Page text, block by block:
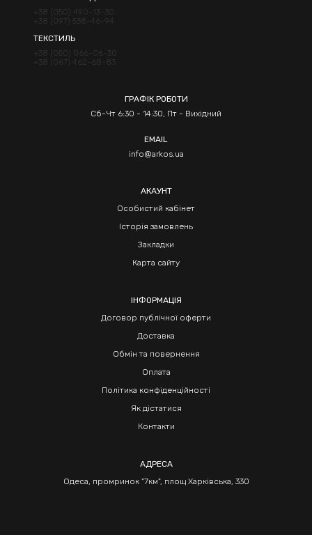
+38 (050) 490-13-30
+38 (097) 538-46-94
ТЕКСТИЛЬ
+38 (050) 066-06-30
+38 (067) 462-68-83
ГРАФІК РОБОТИ
Сб-Чт 6:30 - 14:30, Пт - Вихідний
EMAIL
info@arkos.ua
АКАУНТ
Особистий кабінет
Історія замовлень
Закладки
Карта сайту
ІНФОРМАЦІЯ
Договор публічної оферти
Доставка
Обмін та повернення
Оплата
Політика конфіденційності
Як дістатися
Контакти
АДРЕСА
Одеса, промринок "7км", площ Харківська, 330